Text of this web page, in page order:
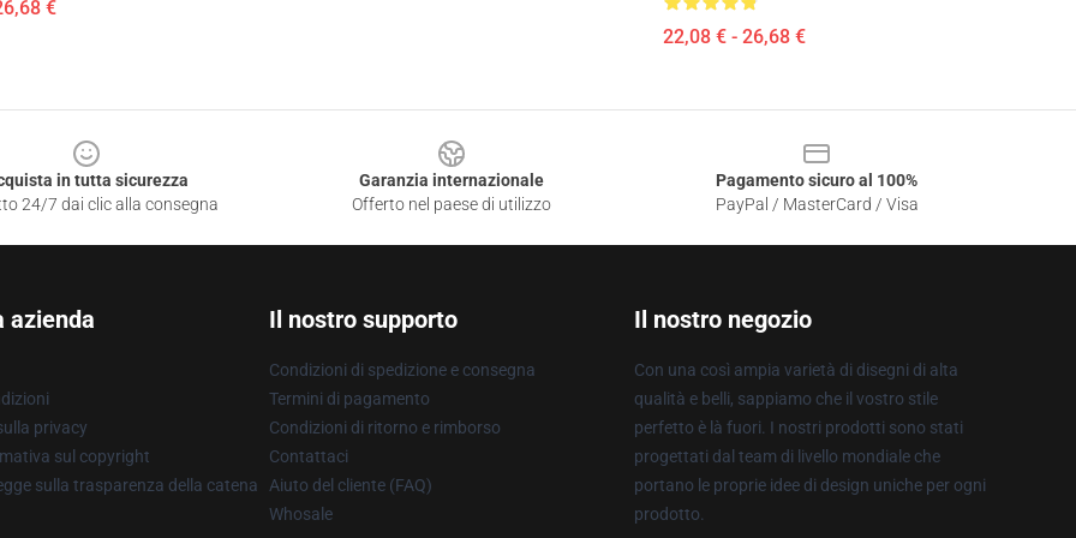
€
22,08 € - 26,68 €
in tutta sicurezza
24/7 dai clic alla consegna
Garanzia internazionale
Offerto nel paese di utilizzo
Pagamento sicuro al 100%
PayPal / MasterCard / Visa
azienda
privacy
sul copyright
sulla trasparenza della catena
Il nostro supporto
Condizioni di spedizione e consegna
Termini di pagamento
Condizioni di ritorno e rimborso
Contattaci
Aiuto del cliente (FAQ)
Whosale
Il nostro negozio
Con una così ampia varietà di disegni di alta
qualità e belli, sappiamo che il vostro stile
perfetto è là fuori. I nostri prodotti sono stati
progettati dal team di livello mondiale che
portano le proprie idee di design uniche per ogni
prodotto.